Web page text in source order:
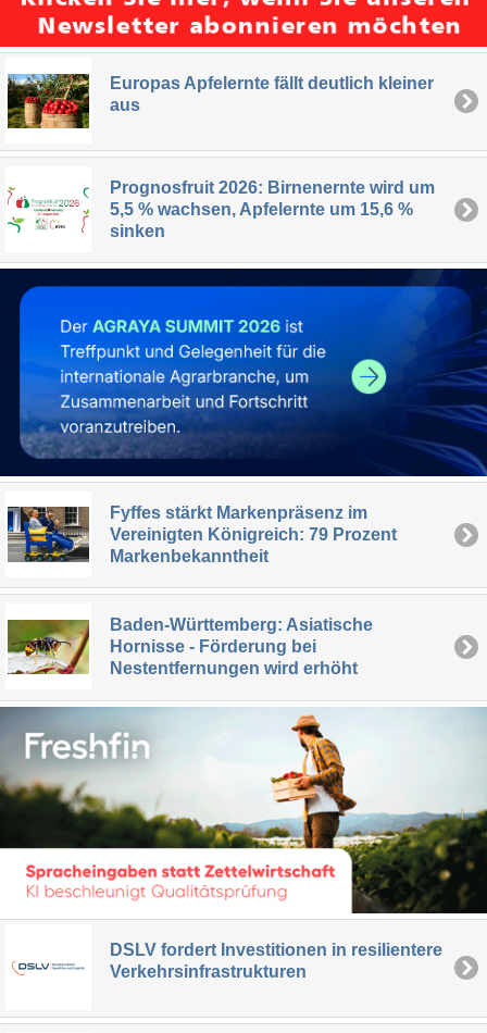
Europas Apfelernte fällt deutlich kleiner
aus
Prognosfruit 2026: Birnenernte wird um
5,5 % wachsen, Apfelernte um 15,6 %
sinken
Fyffes stärkt Markenpräsenz im
Vereinigten Königreich: 79 Prozent
Markenbekanntheit
Baden-Württemberg: Asiatische
Hornisse - Förderung bei
Nestentfernungen wird erhöht
DSLV fordert Investitionen in resilientere
Verkehrsinfrastrukturen